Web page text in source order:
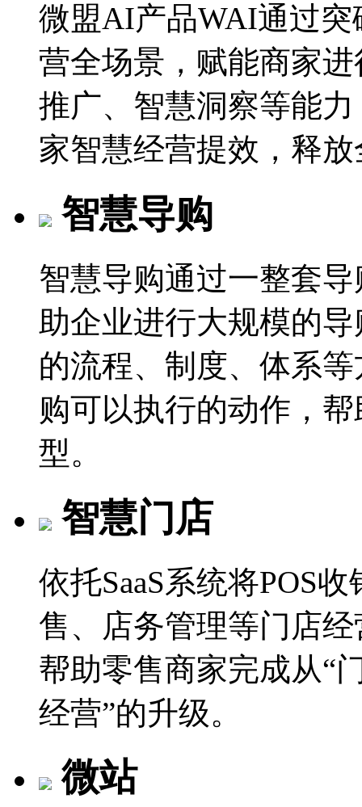
微盟AI产品WAI通过
营全场景，赋能商家
推广、智慧洞察等能
家智慧经营提效，释
智慧导购
智慧导购通过一整套
助企业进行大规模的
的流程、制度、体系
购可以执行的动作，
型。
智慧门店
依托SaaS系统将POS
售、店务管理等门店
帮助零售商家完成从“
经营”的升级。
微站